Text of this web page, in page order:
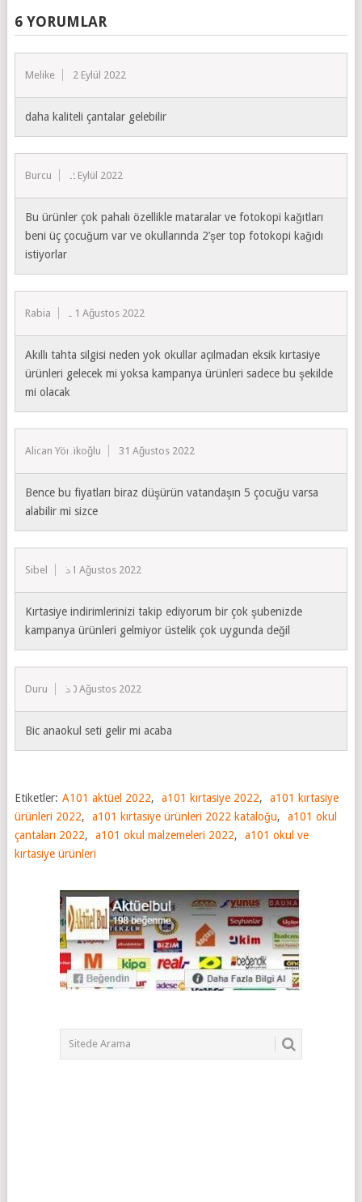
6 YORUMLAR
Melike 2 Eylül 2022
daha kaliteli çantalar gelebilir
Burcu 2 Eylül 2022
Bu ürünler çok pahalı özellikle mataralar ve fotokopi kağıtları
beni üç çocuğum var ve okullarında 2’şer top fotokopi kağıdı
istiyorlar
Rabia 31 Ağustos 2022
Akıllı tahta silgisi neden yok okullar açılmadan eksik kırtasiye
ürünleri gelecek mi yoksa kampanya ürünleri sadece bu şekilde
mi olacak
Alican Yörükoğlu 31 Ağustos 2022
Bence bu fiyatları biraz düşürün vatandaşın 5 çocuğu varsa
alabilir mi sizce
Sibel 31 Ağustos 2022
Kırtasiye indirimlerinizi takip ediyorum bir çok şubenizde
kampanya ürünleri gelmiyor üstelik çok uygunda değil
Duru 30 Ağustos 2022
Bic anaokul seti gelir mi acaba
Etiketler: A101 aktüel 2022, a101 kırtasiye 2022,
a101 kırtasiye
ürünleri 2022, a101 kırtasiye ürünleri 2022 kataloğu,
a101 okul
çantaları 2022, a101 okul malzemeleri 2022,
a101 okul ve
kırtasiye ürünleri